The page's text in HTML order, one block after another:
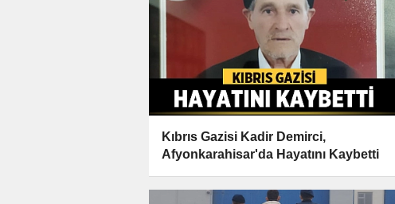
Kıbrıs Gazisi Kadir Demirci,
Afyonkarahisar'da Hayatını Kaybetti